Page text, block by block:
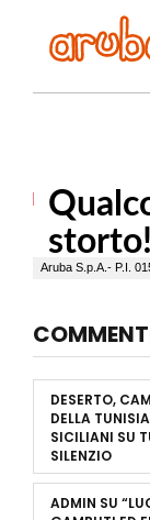
DESERTO,
DELLA
SICILIANI SU
SILENZIO
ADMIN SU